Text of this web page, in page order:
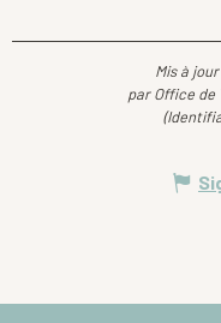
Mis à
par Office de